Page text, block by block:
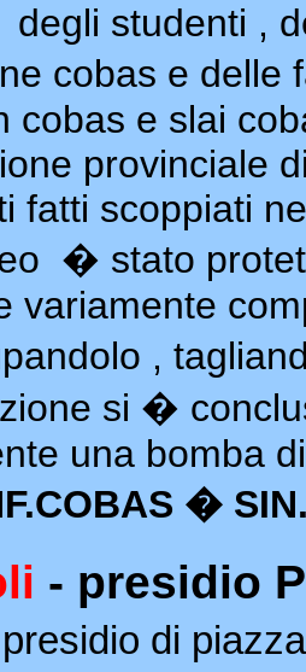
studenti ,
cobas e
cobas e slai
provinciale
fatti scoppiati
� stato
variamente
,
si �
una bomba
�
- presidio
di